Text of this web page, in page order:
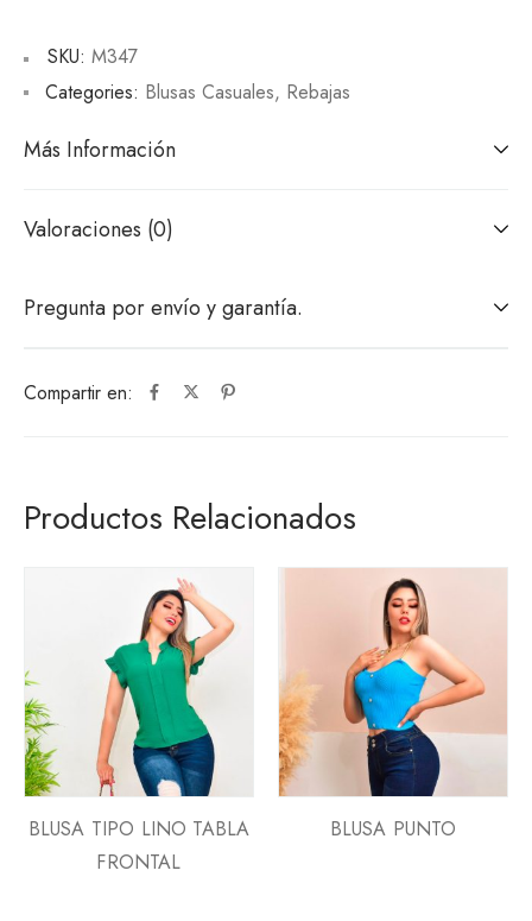
Compartir en:
SKU: M347
Categories: Blusas Casuales, Rebajas
Más Información
Valoraciones (0)
Pregunta por envío y garantía.
Productos Relacionados
BLUSA TIPO LINO TABLA
FRONTAL
BLUSA PUNTO